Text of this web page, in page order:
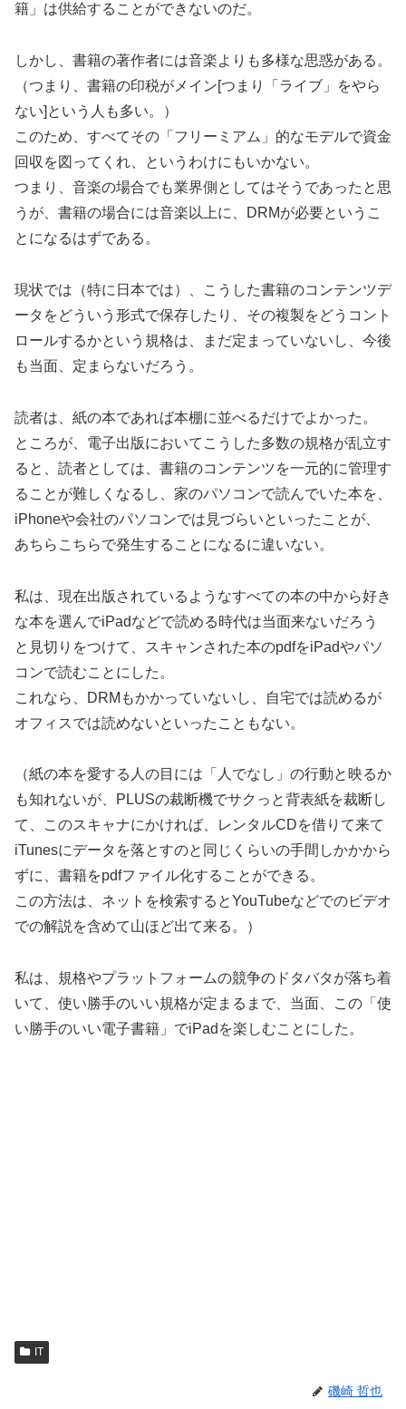
籍」は供給することができないのだ。
しかし、書籍の著作者には音楽よりも多様な思惑がある。
（つまり、書籍の印税がメイン[つまり「ライブ」をやら
ない]という人も多い。）
このため、すべてその「フリーミアム」的なモデルで資金
回収を図ってくれ、というわけにもいかない。
つまり、音楽の場合でも業界側としてはそうであったと思
うが、書籍の場合には音楽以上に、DRMが必要というこ
とになるはずである。
現状では（特に日本では）、こうした書籍のコンテンツデ
ータをどういう形式で保存したり、その複製をどうコント
ロールするかという規格は、まだ定まっていないし、今後
も当面、定まらないだろう。
読者は、紙の本であれば本棚に並べるだけでよかった。
ところが、電子出版においてこうした多数の規格が乱立す
ると、読者としては、書籍のコンテンツを一元的に管理す
ることが難しくなるし、家のパソコンで読んでいた本を、
iPhoneや会社のパソコンでは見づらいといったことが、
あちらこちらで発生することになるに違いない。
私は、現在出版されているようなすべての本の中から好き
な本を選んでiPadなどで読める時代は当面来ないだろう
と見切りをつけて、スキャンされた本のpdfをiPadやパソ
コンで読むことにした。
これなら、DRMもかかっていないし、自宅では読めるが
オフィスでは読めないといったこともない。
（紙の本を愛する人の目には「人でなし」の行動と映るか
も知れないが、PLUSの裁断機でサクっと背表紙を裁断し
て、このスキャナにかければ、レンタルCDを借りて来て
iTunesにデータを落とすのと同じくらいの手間しかかから
ずに、書籍をpdfファイル化することができる。
この方法は、ネットを検索するとYouTubeなどでのビデオ
での解説を含めて山ほど出て来る。）
私は、規格やプラットフォームの競争のドタバタが落ち着
いて、使い勝手のいい規格が定まるまで、当面、この「使
い勝手のいい電子書籍」でiPadを楽しむことにした。
IT
磯崎 哲也